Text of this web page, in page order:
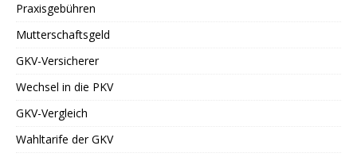
Praxisgebühren
Mutterschaftsgeld
GKV-Versicherer
Wechsel in die PKV
GKV-Vergleich
Wahltarife der GKV